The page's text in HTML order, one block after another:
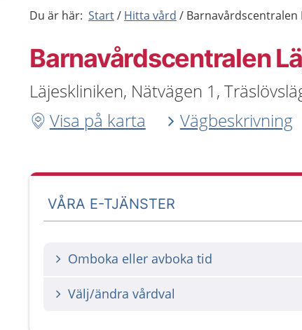
Du är här: Start Hitta vård Barnavårdscentralen
Barnavårdscentralen
Läjeskliniken, Nätvägen 1,
Visa på karta
Vägbeskrivning
VÅRA E-TJÄNSTER
Omboka eller avboka tid
Välj/ändra vårdval